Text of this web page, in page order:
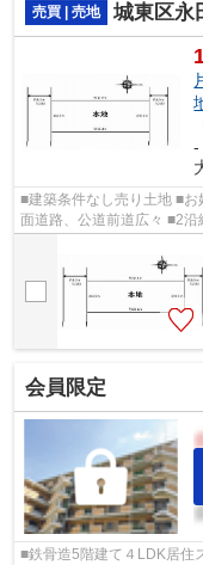
売買 | 売地 城東区
-
■建築条件なし売り土地 ■
面道路、公道前道広々 ■2
会員限定
■鉄骨造5階建て４LDK居住